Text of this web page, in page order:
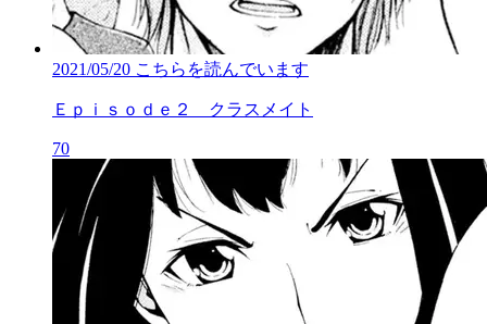
2021/05/20 こちらを読んでいます
Ｅｐｉｓｏｄｅ２ クラスメイト
70